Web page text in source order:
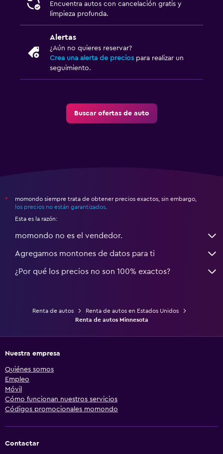
Encuentra autos con cancelación gratis y
limpieza profunda.
Alertas
¿Aún no quieres reservar?
Crea una alerta de precios para realizar un
seguimiento.
Buscar ofertas de auto
*
momondo siempre trata de obtener precios exactos, sin embargo,
los precios no están garantizados.
Esta es la razón:
momondo no es el vendedor.
Agregamos montones de datos para ti
¿Por qué los precios no son 100% exactos?
Renta de autos
Renta de autos en Estados Unidos
Renta de autos Minnesota
Nuestra empresa
Quiénes somos
Empleo
Móvil
Cómo funcionan nuestros servicios
Códigos promocionales momondo
Contactar